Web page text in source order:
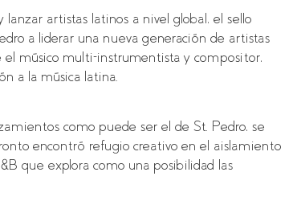
artistas latinos a nivel global, el sello
a liderar una nueva generación de artistas
músico multi-instrumentista y compositor,
a la música latina.
como puede ser el de St. Pedro, se
encontró refugio creativo en el aislamiento
que explora como una posibilidad las